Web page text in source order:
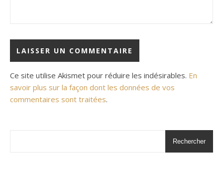
Ce site utilise Akismet pour réduire les indésirables. En
savoir plus sur la façon dont les données de vos
commentaires sont traitées.
Rechercher